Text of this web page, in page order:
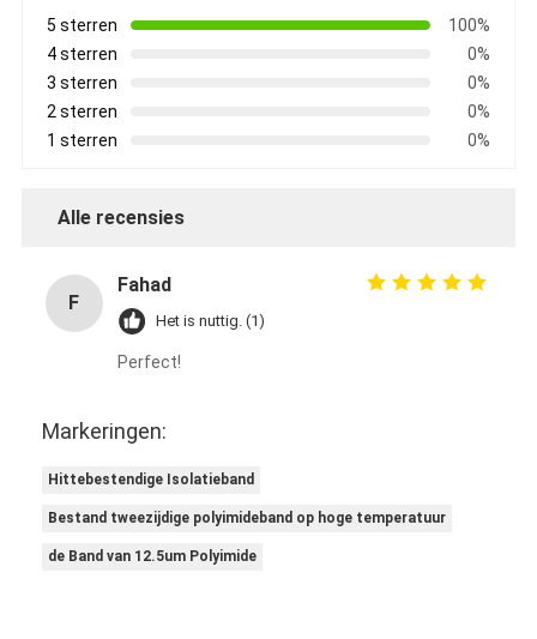
5 sterren
100%
4 sterren
0%
3 sterren
0%
2 sterren
0%
1 sterren
0%
Alle recensies
F
Fahad
Het is nuttig. (1)
Perfect!
Markeringen:
Hittebestendige Isolatieband
Bestand tweezijdige polyimideband op hoge temperatuur
de Band van 12.5um Polyimide